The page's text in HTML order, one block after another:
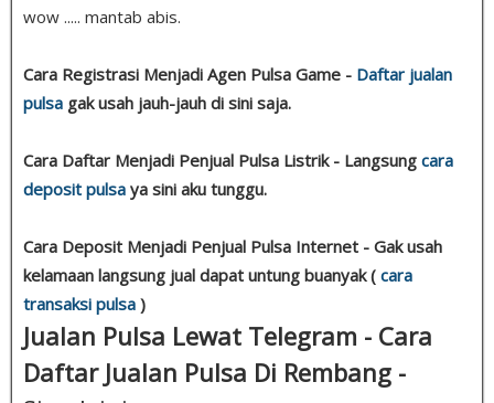
wow ..... mantab abis.
Cara Registrasi Menjadi Agen Pulsa Game - Daftar jualan
pulsa gak usah jauh-jauh di sini saja.
Cara Daftar Menjadi Penjual Pulsa Listrik - Langsung cara
deposit pulsa ya sini aku tunggu.
Cara Deposit Menjadi Penjual Pulsa Internet - Gak usah
kelamaan langsung jual dapat untung buanyak ( cara
transaksi pulsa )
Jualan Pulsa Lewat Telegram - Cara
Daftar Jualan Pulsa Di Rembang -